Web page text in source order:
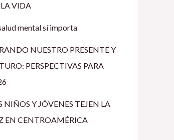
LA VIDA
mental sí importa
NUESTRO PRESENTE Y
PERSPECTIVAS PARA
NIÑOS Y JÓVENES TEJEN LA
EN CENTROAMÉRICA